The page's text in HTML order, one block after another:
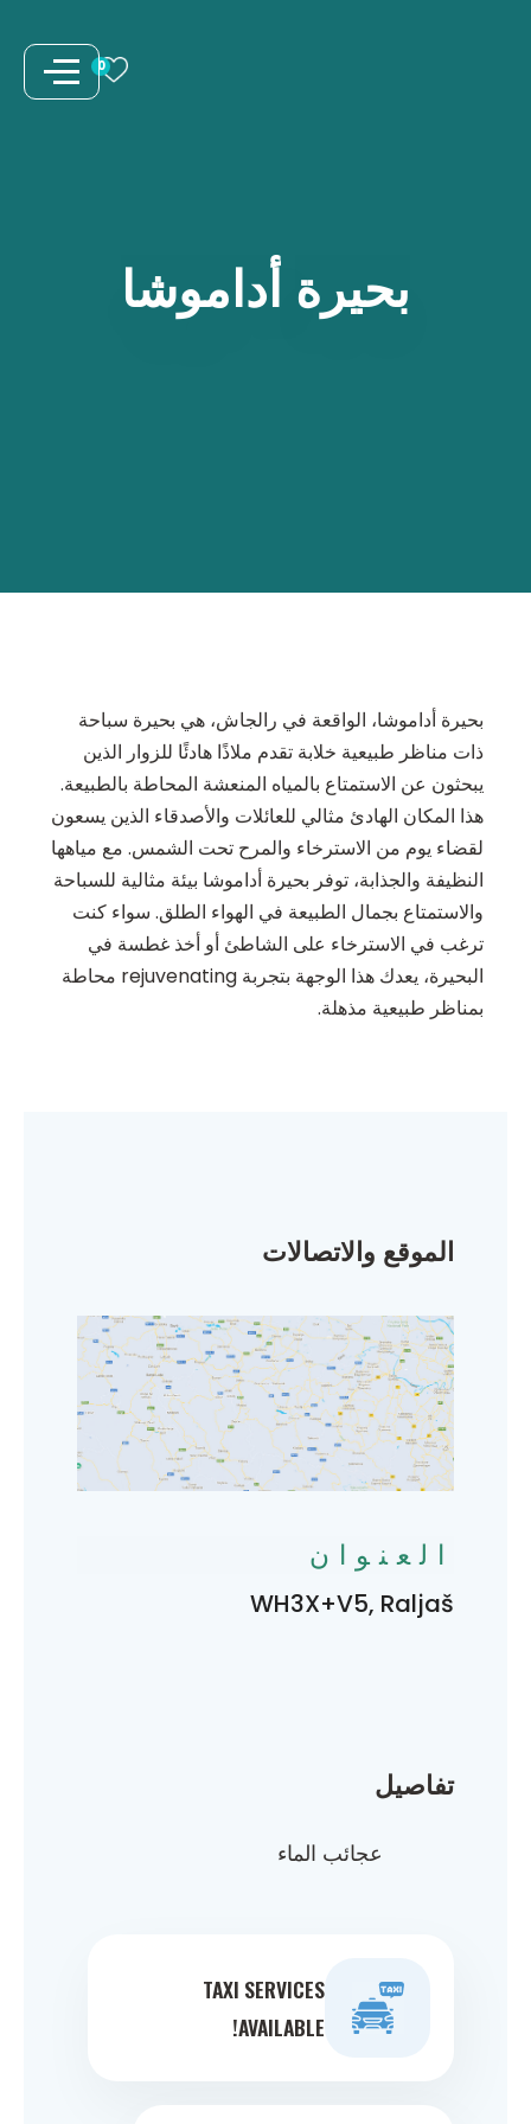
0
بحيرة أداموشا
بحيرة أداموشا، الواقعة في رالجاش، هي بحيرة سباحة
ذات مناظر طبيعية خلابة تقدم ملاذًا هادئًا للزوار الذين
يبحثون عن الاستمتاع بالمياه المنعشة المحاطة بالطبيعة.
هذا المكان الهادئ مثالي للعائلات والأصدقاء الذين يسعون
لقضاء يوم من الاسترخاء والمرح تحت الشمس. مع مياهها
النظيفة والجذابة، توفر بحيرة أداموشا بيئة مثالية للسباحة
والاستمتاع بجمال الطبيعة في الهواء الطلق. سواء كنت
ترغب في الاسترخاء على الشاطئ أو أخذ غطسة في
البحيرة، يعدك هذا الوجهة بتجربة rejuvenating محاطة
بمناظر طبيعية مذهلة.
تفاصيل
عجائب الماء
TAXI SERVICES
AVAILABLE!
الموقع والاتصالات
العنوان
WH3X+V5, Raljaš